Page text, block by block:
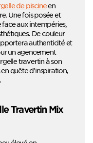
de piscineen
Une fois posée et
aux intempéries,
De couleur
authenticité et
un agencement
travertin à son
quête d’inspiration,
Travertin Mix